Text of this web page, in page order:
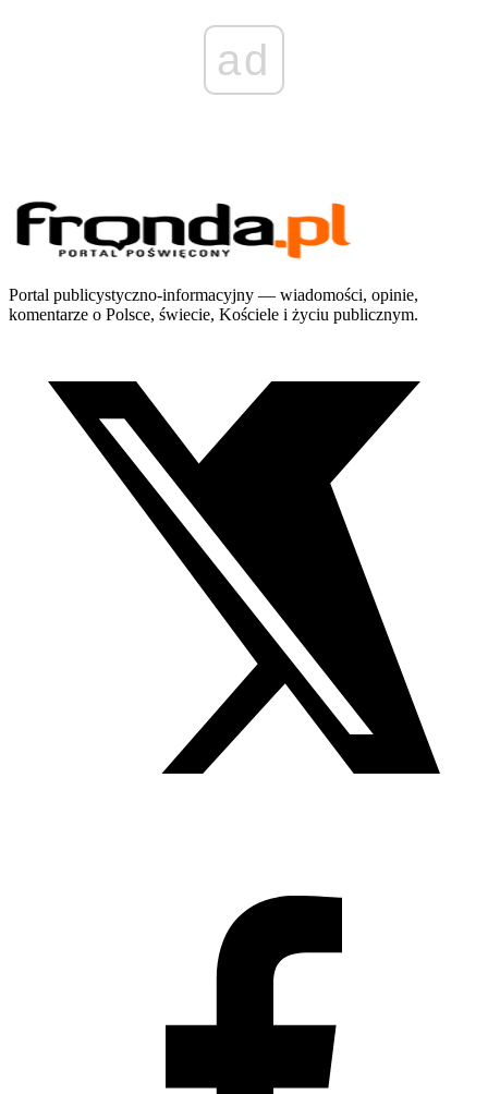
ad
Portal publicystyczno-informacyjny — wiadomości, opinie,
komentarze o Polsce, świecie, Kościele i życiu publicznym.